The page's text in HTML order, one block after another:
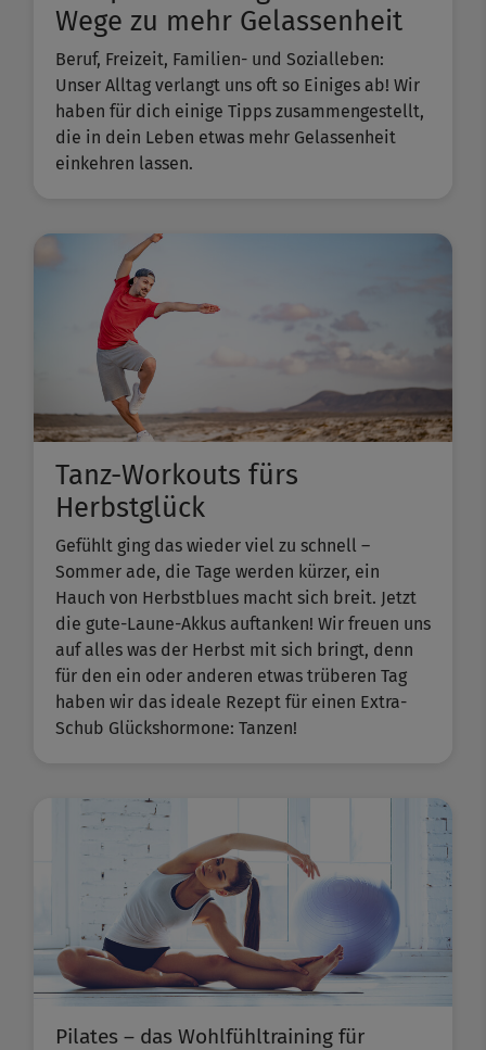
Wege zu mehr Gelassenheit
Beruf, Freizeit, Familien- und Sozialleben:
Unser Alltag verlangt uns oft so Einiges ab! Wir
haben für dich einige Tipps zusammengestellt,
die in dein Leben etwas mehr Gelassenheit
einkehren lassen.
Tanz-Workouts fürs
Herbstglück
Gefühlt ging das wieder viel zu schnell –
Sommer ade, die Tage werden kürzer, ein
Hauch von Herbstblues macht sich breit. Jetzt
die gute-Laune-Akkus auftanken! Wir freuen uns
auf alles was der Herbst mit sich bringt, denn
für den ein oder anderen etwas trüberen Tag
haben wir das ideale Rezept für einen Extra-
Schub Glückshormone: Tanzen!
Pilates – das Wohlfühltraining für